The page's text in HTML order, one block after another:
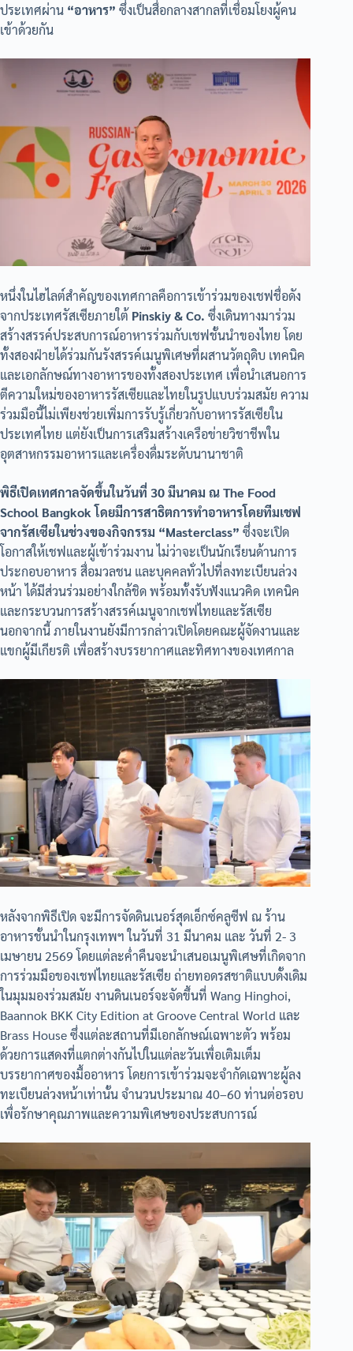
ประเทศผ่าน “อาหาร” ซึ่งเป็นสื่อกลางสากลที่เชื่อมโยงผู้คน
เข้าด้วยกัน
หนึ่งในไฮไลต์สำคัญของเทศกาลคือการเข้าร่วมของเชฟชื่อดัง
จากประเทศรัสเซียภายใต้ Pinskiy & Co. ซึ่งเดินทางมาร่วม
สร้างสรรค์ประสบการณ์อาหารร่วมกับเชฟชั้นนำของไทย โดย
ทั้งสองฝ่ายได้ร่วมกันรังสรรค์เมนูพิเศษที่ผสานวัตถุดิบ เทคนิค
และเอกลักษณ์ทางอาหารของทั้งสองประเทศ เพื่อนำเสนอการ
ตีความใหม่ของอาหารรัสเซียและไทยในรูปแบบร่วมสมัย ความ
ร่วมมือนี้ไม่เพียงช่วยเพิ่มการรับรู้เกี่ยวกับอาหารรัสเซียใน
ประเทศไทย แต่ยังเป็นการเสริมสร้างเครือข่ายวิชาชีพใน
อุตสาหกรรมอาหารและเครื่องดื่มระดับนานาชาติ
พิธีเปิดเทศกาลจัดขึ้นในวันที่ 30 มีนาคม ณ The Food
School Bangkok โดยมีการสาธิตการทำอาหารโดยทีมเชฟ
จากรัสเซียในช่วงของกิจกรรม “Masterclass” ซึ่งจะเปิด
โอกาสให้เชฟและผู้เข้าร่วมงาน ไม่ว่าจะเป็นนักเรียนด้านการ
ประกอบอาหาร สื่อมวลชน และบุคคลทั่วไปที่ลงทะเบียนล่วง
หน้า ได้มีส่วนร่วมอย่างใกล้ชิด พร้อมทั้งรับฟังแนวคิด เทคนิค
และกระบวนการสร้างสรรค์เมนูจากเชฟไทยและรัสเซีย
นอกจากนี้ ภายในงานยังมีการกล่าวเปิดโดยคณะผู้จัดงานและ
แขกผู้มีเกียรติ เพื่อสร้างบรรยากาศและทิศทางของเทศกาล
หลังจากพิธีเปิด จะมีการจัดดินเนอร์สุดเอ็กซ์คลูซีฟ ณ ร้าน
อาหารชั้นนำในกรุงเทพฯ ในวันที่ 31 มีนาคม และ วันที่ 2- 3
เมษายน 2569 โดยแต่ละค่ำคืนจะนำเสนอเมนูพิเศษที่เกิดจาก
การร่วมมือของเชฟไทยและรัสเซีย ถ่ายทอดรสชาติแบบดั้งเดิม
ในมุมมองร่วมสมัย งานดินเนอร์จะจัดขึ้นที่ Wang Hinghoi,
Baannok BKK City Edition at Groove Central World และ
Brass House ซึ่งแต่ละสถานที่มีเอกลักษณ์เฉพาะตัว พร้อม
ด้วยการแสดงที่แตกต่างกันไปในแต่ละวันเพื่อเติมเต็ม
บรรยากาศของมื้ออาหาร โดยการเข้าร่วมจะจำกัดเฉพาะผู้ลง
ทะเบียนล่วงหน้าเท่านั้น จำนวนประมาณ 40–60 ท่านต่อรอบ
เพื่อรักษาคุณภาพและความพิเศษของประสบการณ์